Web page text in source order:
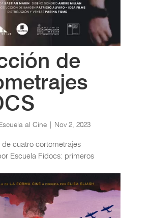
de
al Cine| Nov 2, 2023
de cuatro cortometrajes
Escuela Fidocs: primeros